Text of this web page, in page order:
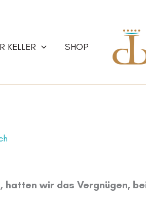
KELLER SHOP
hatten wir das Vergnügen,